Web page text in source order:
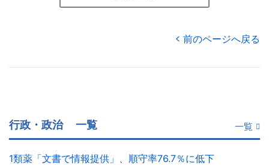
前のページへ戻る
行政・政治 一覧 一覧
1類薬「文書で情報提供」、順守率76.7％に低下